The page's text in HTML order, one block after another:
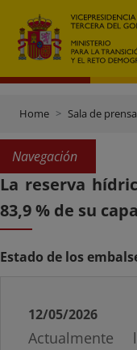
Home Sala de prensa
Navegación
La reserva
83,9 % de su
Estado de los
12/05/2026
Actualmente